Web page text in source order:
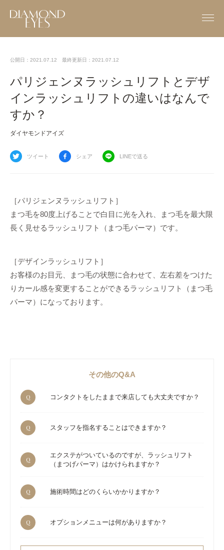
公開日：2021.07.12 最終更新日：2021.07.12
パリジェンヌラッシュリフトとデザ
インラッシュリフトの違いはなんで
すか？
ダイヤモンドアイズ
ツイート シェア LINEで送る
［パリジェンヌラッシュリフト］
まつ毛を80度上げることで白目に光を入れ、まつ毛を最大限
長く見せるラッシュリフト（まつ毛パーマ）です。
［デザインラッシュリフト］
お客様のお目元、まつ毛の状態に合わせて、左右差をつけた
りカール感を変更することができるラッシュリフト（まつ毛
パーマ）になっております。
その他のQ&A
Q コンタクトをしたままで来店しても大丈夫ですか？
Q スタッフを指名することはできますか？
Q
エクステがついているのですが、ラッシュリフト
（まつげパーマ）はかけられますか？
Q 施術時間はどのくらいかかりますか？
Q オプションメニューは何がありますか？